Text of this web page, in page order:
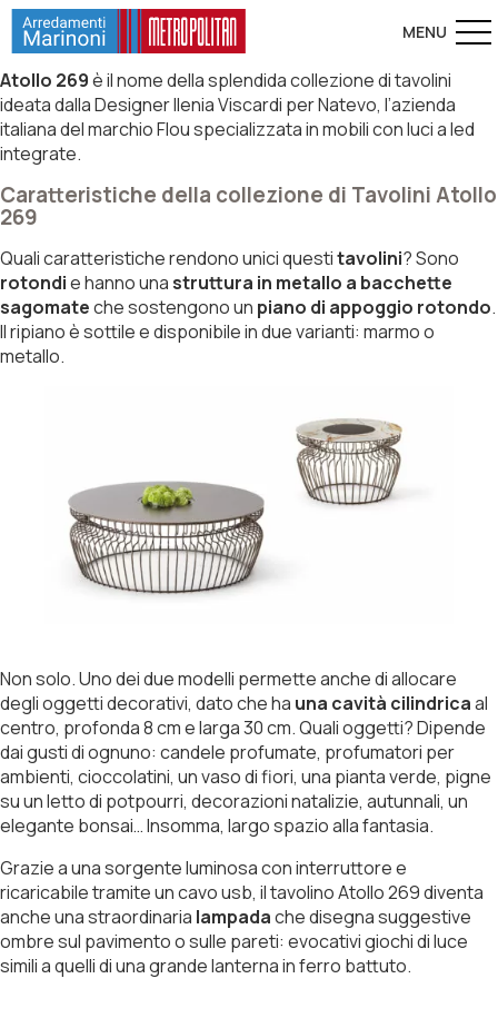
Atollo 269è il nome della splendida collezione di tavolini
ideata dalla Designer Ilenia Viscardi per Natevo, l’azienda
italiana del marchio Flou specializzata in mobili con luci a led
integrate.
Caratteristiche della collezione di Tavolini Atollo
269
Quali caratteristiche rendono unici questitavolini? Sono
rotondie hanno unastruttura in metallo a bacchette
sagomateche sostengono un piano di appoggio rotondo.
Il ripiano è sottile e disponibile in due varianti: marmo o
metallo.
Non solo. Uno dei due modelli permette anche di allocare
degli oggetti decorativi, dato che ha una cavità cilindricaal
centro, profonda 8 cm e larga 30 cm. Quali oggetti? Dipende
dai gusti di ognuno: candele profumate, profumatori per
ambienti, cioccolatini, un vaso di fiori, una pianta verde, pigne
su un letto di potpourri, decorazioni natalizie, autunnali, un
elegante bonsai… Insomma, largo spazio alla fantasia.
Grazie a una sorgente luminosa con interruttore e
ricaricabile tramite un cavo usb, il tavolino Atollo 269 diventa
anche una straordinaria lampadache disegna suggestive
ombre sul pavimento o sulle pareti: evocativi giochi di luce
simili a quelli di una grande lanterna in ferro battuto.